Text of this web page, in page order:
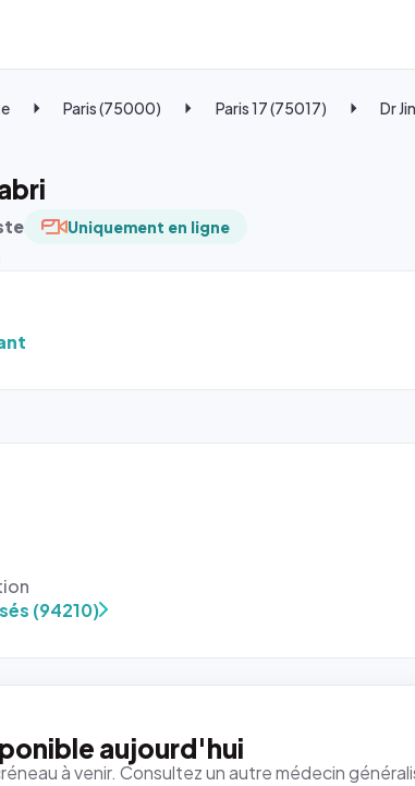
Paris (75000) Paris 17 (75017) Dr
Uniquement en ligne
(94210)
aujourd'hui
à venir. Consultez un autre médecin